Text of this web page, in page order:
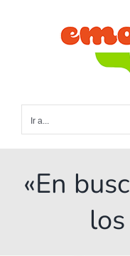
Ir a...
«En